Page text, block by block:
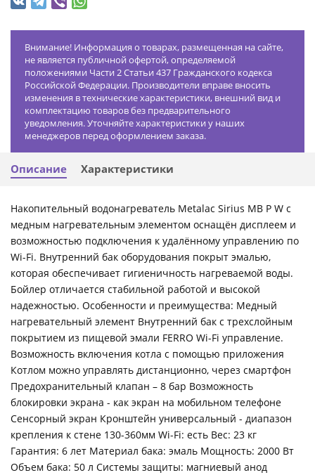
Внимание! Информация о товарах, размещенная на сайте,
не является публичной офертой, определяемой
положениями Части 2 Статьи 437 Гражданского кодекса
Российской Федерации. Производители вправе вносить
изменения в технические характеристики, внешний вид и
комплектацию товаров без предварительного
уведомления. Уточняйте характеристики у наших
менеджеров перед оформлением заказа.
Описание Характеристики
Накопительный водонагреватель Metalac Sirius MB P W с
медным нагревательным элементом оснащён дисплеем и
возможностью подключения к удалённому управлению по
Wi-Fi. Внутренний бак оборудования покрыт эмалью,
которая обеспечивает гигиеничность нагреваемой воды.
Бойлер отличается стабильной работой и высокой
надежностью. Особенности и преимущества: Медный
нагревательный элемент Внутренний бак с трехслойным
покрытием из пищевой эмали FERRO Wi-Fi управление.
Возможность включения котла с помощью приложения
Котлом можно управлять дистанционно, через смартфон
Предохранительный клапан – 8 бар Возможность
блокировки экрана - как экран на мобильном телефоне
Сенсорный экран Кронштейн универсальный - диапазон
крепления к стене 130-360мм Wi-Fi: есть Вес: 23 кг
Гарантия: 6 лет Материал бака: эмаль Мощность: 2000 Вт
Объем бака: 50 л Системы защиты: магниевый анод